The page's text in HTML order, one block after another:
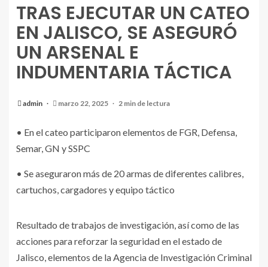
TRAS EJECUTAR UN CATEO
EN JALISCO, SE ASEGURÓ
UN ARSENAL E
INDUMENTARIA TÁCTICA
admin marzo 22, 2025 2 min de lectura
• En el cateo participaron elementos de FGR, Defensa,
Semar, GN y SSPC
• Se aseguraron más de 20 armas de diferentes calibres,
cartuchos, cargadores y equipo táctico
Resultado de trabajos de investigación, así como de las
acciones para reforzar la seguridad en el estado de
Jalisco, elementos de la Agencia de Investigación Criminal